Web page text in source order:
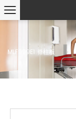
MLF999E1 脊柱板